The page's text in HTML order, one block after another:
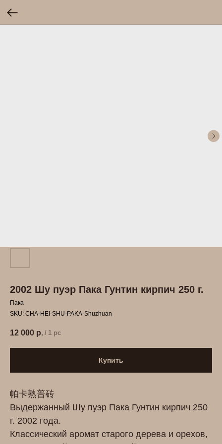
2002 Шу пуэр Пака Гунтин кирпич 250 г.
Пака
SKU: СHA-HEI-SHU-PAKA-Shuzhuan
12 000 р. / 1 pc
Купить
帕卡熟普砖
Выдержанный Шу пуэр Пака Гунтин кирпич 250
г. 2002 года.
Классический аромат старого дерева и орехов,